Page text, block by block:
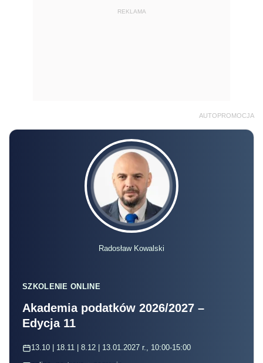
REKLAMA
AUTOPROMOCJA
Radosław Kowalski
SZKOLENIE ONLINE
Akademia podatków 2026/2027 –
Edycja 11
13.10 | 18.11 | 8.12 | 13.01.2027 r., 10:00-15:00